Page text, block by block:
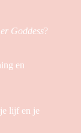
Goddess?
en
lijf en je